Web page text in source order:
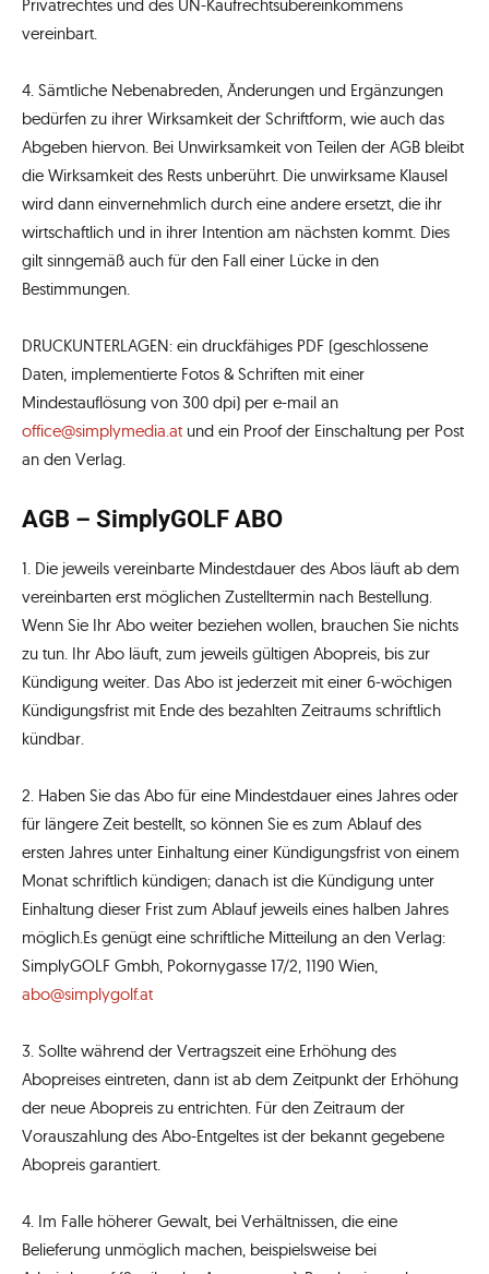
Privatrechtes und des UN-Kaufrechtsübereinkommens
vereinbart.
4. Sämtliche Nebenabreden, Änderungen und Ergänzungen
bedürfen zu ihrer Wirksamkeit der Schriftform, wie auch das
Abgeben hiervon. Bei Unwirksamkeit von Teilen der AGB bleibt
die Wirksamkeit des Rests unberührt. Die unwirksame Klausel
wird dann einvernehmlich durch eine andere ersetzt, die ihr
wirtschaftlich und in ihrer Intention am nächsten kommt. Dies
gilt sinngemäß auch für den Fall einer Lücke in den
Bestimmungen.
DRUCKUNTERLAGEN: ein druckfähiges PDF (geschlossene
Daten, implementierte Fotos & Schriften mit einer
Mindestauflösung von 300 dpi) per e-mail an
office@simplymedia.at und ein Proof der Einschaltung per Post
an den Verlag.
AGB – SimplyGOLF ABO
1. Die jeweils vereinbarte Mindestdauer des Abos läuft ab dem
vereinbarten erst möglichen Zustelltermin nach Bestellung.
Wenn Sie Ihr Abo weiter beziehen wollen, brauchen Sie nichts
zu tun. Ihr Abo läuft, zum jeweils gültigen Abopreis, bis zur
Kündigung weiter. Das Abo ist jederzeit mit einer 6-wöchigen
Kündigungsfrist mit Ende des bezahlten Zeitraums schriftlich
kündbar.
2. Haben Sie das Abo für eine Mindestdauer eines Jahres oder
für längere Zeit bestellt, so können Sie es zum Ablauf des
ersten Jahres unter Einhaltung einer Kündigungsfrist von einem
Monat schriftlich kündigen; danach ist die Kündigung unter
Einhaltung dieser Frist zum Ablauf jeweils eines halben Jahres
möglich.Es genügt eine schriftliche Mitteilung an den Verlag:
SimplyGOLF Gmbh, Pokornygasse 17/2, 1190 Wien,
abo@simplygolf.at
3. Sollte während der Vertragszeit eine Erhöhung des
Abopreises eintreten, dann ist ab dem Zeitpunkt der Erhöhung
der neue Abopreis zu entrichten. Für den Zeitraum der
Vorauszahlung des Abo-Entgeltes ist der bekannt gegebene
Abopreis garantiert.
4. Im Falle höherer Gewalt, bei Verhältnissen, die eine
Belieferung unmöglich machen, beispielsweise bei